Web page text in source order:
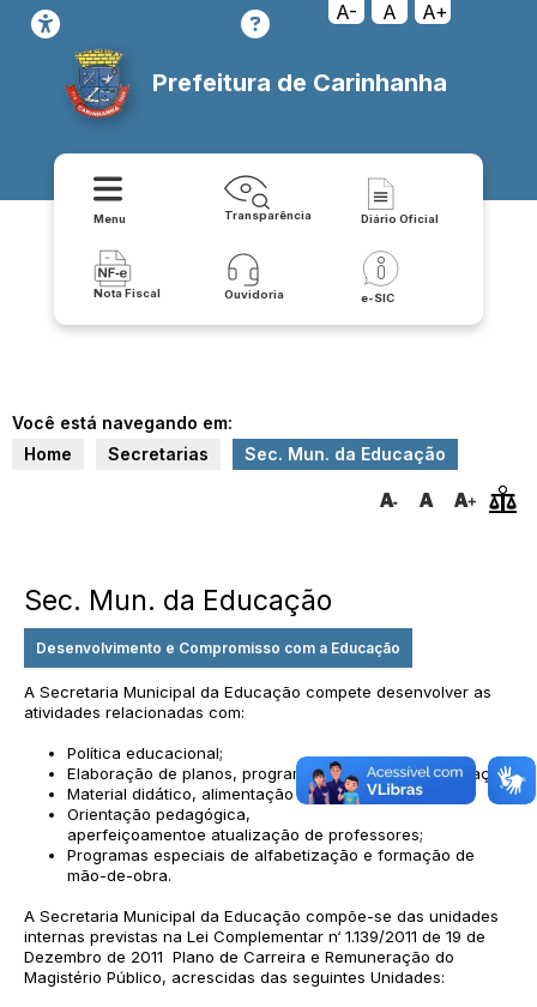
A- A A+
Prefeitura de Carinhanha
Menu Transparência Diário Oficial
Nota Fiscal Ouvidoria e-SIC
Você está navegando em:
Home
Secretarias Sec. Mun. da Educação
Sec. Mun. da Educação
Desenvolvimento e Compromisso com a Educação
A Secretaria Municipal da Educação compete desenvolver as
atividades relacionadas com:
Política educacional;
Elaboração de planos, programas e projetos de educação;
Material didático, alimentação e transporte escolar;
Orientação pedagógica,
aperfeiçoamentoe atualização de professores;
Programas especiais de alfabetização e formação de
mão-de-obra.
A Secretaria Municipal da Educação compõe-se das unidades
internas previstas na Lei Complementar n‘ 1.139/2011 de 19 de
Dezembro de 2011 Plano de Carreira e Remuneração do
Magistério Público, acrescidas das seguintes Unidades: